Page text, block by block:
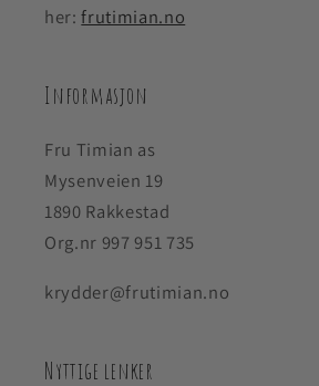
her:frutimian.no
Informasjon
Fru Timian as
Mysenveien 19
1890 Rakkestad
Org.nr 997 951 735
krydder@frutimian.no
Nyttige lenker